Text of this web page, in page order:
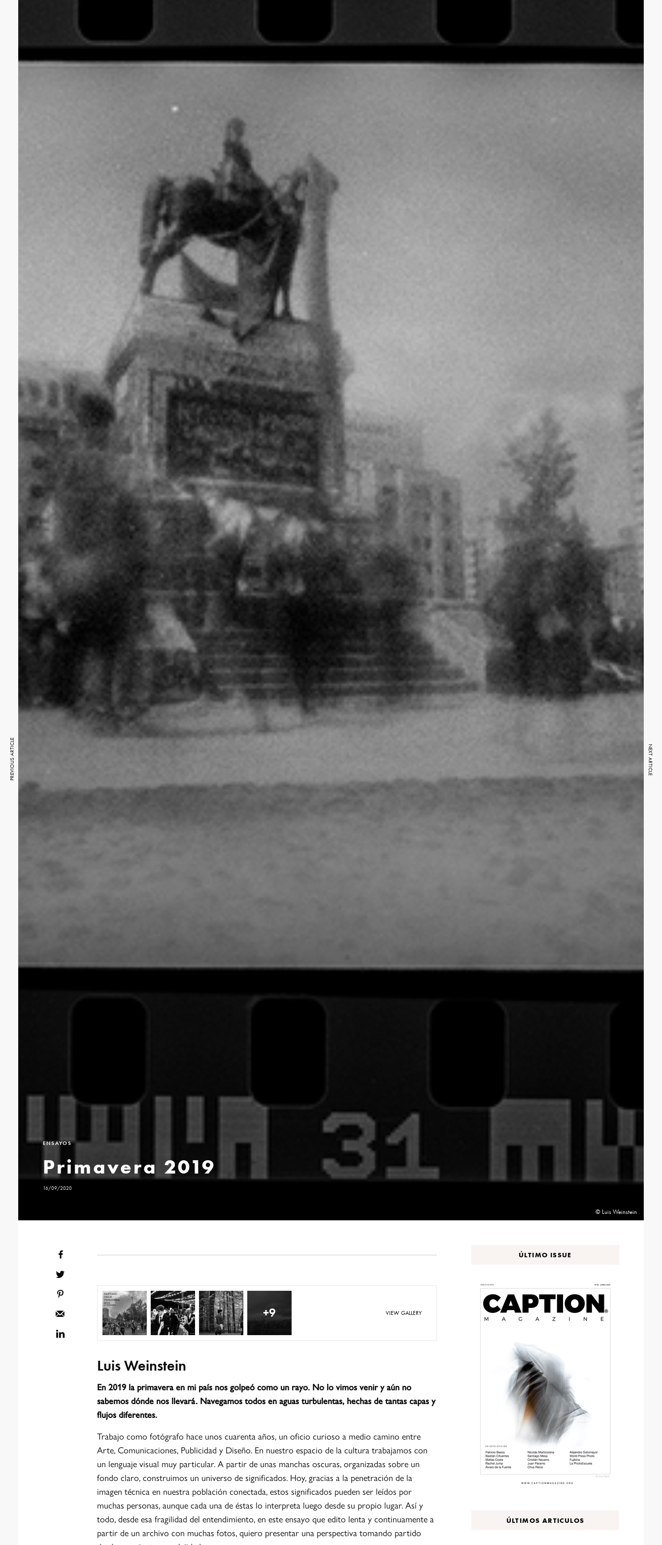
ENSAYOS
Primavera 2019
16/09/2020
© Luis Weinstein
+9 VIEW GALLERY
Luis Weinstein
En 2019 la primavera en mi país nos golpeó como un rayo. No lo vimos venir y aún no
sabemos dónde nos llevará. Navegamos todos en aguas turbulentas, hechas de tantas capas y
flujos diferentes.
Trabajo como fotógrafo hace unos cuarenta años, un oficio curioso a medio camino entre
Arte, Comunicaciones, Publicidad y Diseño. En nuestro espacio de la cultura trabajamos con
un lenguaje visual muy particular. A partir de unas manchas oscuras, organizadas sobre un
fondo claro, construimos un universo de significados. Hoy, gracias a la penetración de la
imagen técnica en nuestra población conectada, estos significados pueden ser leídos por
muchas personas, aunque cada una de éstas lo interpreta luego desde su propio lugar. Así y
todo, desde esa fragilidad del entendimiento, en este ensayo que edito lenta y continuamente a
partir de un archivo con muchas fotos, quiero presentar una perspectiva tomando partido
ÚLTIMO ISSUE
ÚLTIMOS ARTICULOS
PREVIOUS ARTICLE NEXT ARTICLE